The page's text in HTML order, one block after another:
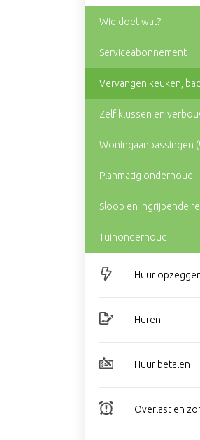
Wie doet wat?
Serviceabonnement
Vervangen keuken,
Zelf klussen en
Woningaanpassingen
Planmatig onderhoud
Sloop en ingrijpende
Tuinonderhoud
Huur
Huren
Huur betalen
Overlast en